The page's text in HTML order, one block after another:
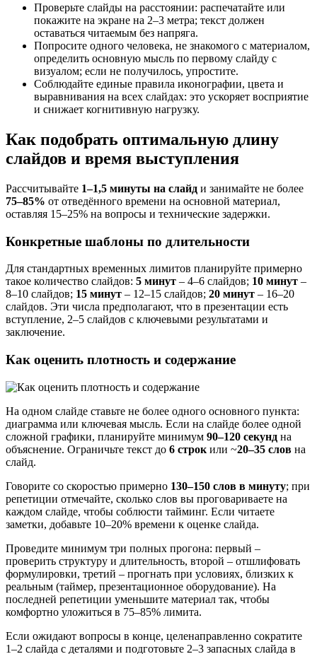
Проверьте слайды на расстоянии: распечатайте или
покажите на экране на 2–3 метра; текст должен
оставаться читаемым без напряга.
Попросите одного человека, не знакомого с материалом,
определить основную мысль по первому слайду с
визуалом; если не получилось, упростите.
Соблюдайте единые правила иконографии, цвета и
выравнивания на всех слайдах: это ускоряет восприятие
и снижает когнитивную нагрузку.
Как подобрать оптимальную длину
слайдов и время выступления
Рассчитывайте 1–1,5 минуты на слайд и занимайте не более
75–85% от отведённого времени на основной материал,
оставляя 15–25% на вопросы и технические задержки.
Конкретные шаблоны по длительности
Для стандартных временных лимитов планируйте примерно
такое количество слайдов: 5 минут – 4–6 слайдов; 10 минут –
8–10 слайдов; 15 минут – 12–15 слайдов; 20 минут – 16–20
слайдов. Эти числа предполагают, что в презентации есть
вступление, 2–5 слайдов с ключевыми результатами и
заключение.
Как оценить плотность и содержание
На одном слайде ставьте не более одного основного пункта:
диаграмма или ключевая мысль. Если на слайде более одной
сложной графики, планируйте минимум 90–120 секунд на
объяснение. Ограничьте текст до 6 строк или ~20–35 слов на
слайд.
Говорите со скоростью примерно 130–150 слов в минуту; при
репетиции отмечайте, сколько слов вы проговариваете на
каждом слайде, чтобы соблюсти тайминг. Если читаете
заметки, добавьте 10–20% времени к оценке слайда.
Проведите минимум три полных прогона: первый –
проверить структуру и длительность, второй – отшлифовать
формулировки, третий – прогнать при условиях, близких к
реальным (таймер, презентационное оборудование). На
последней репетиции уменьшите материал так, чтобы
комфортно уложиться в 75–85% лимита.
Если ожидают вопросы в конце, целенаправленно сократите
1–2 слайда с деталями и подготовьте 2–3 запасных слайда в